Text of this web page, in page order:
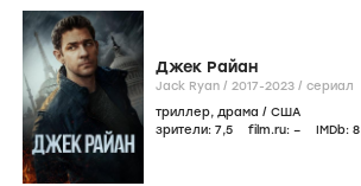
Джек Райан
Jack Ryan / 2017-2023 / сериал
триллер, драма / США
зрители: 7,5 film.ru: – IMDb: 8